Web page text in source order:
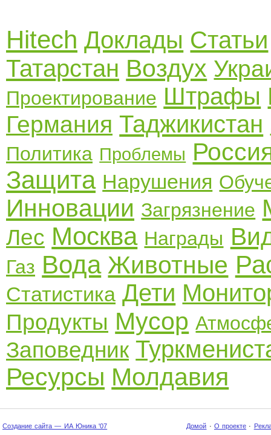
Hitech Доклады Статьи
Татарстан Воздух
Проектирование Штрафы
Германия Таджикистан
Политика Проблемы
Защита Нарушения
Инновации Загрязнение
Лес Москва Награды
Газ Вода Животные
Статистика Дети
Продукты Мусор
Заповедник
Ресурсы Молдавия
Создание сайта — ИА Юника '07 Домой · О проекте ·